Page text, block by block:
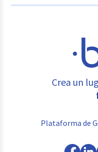
Crea un
Plataforma de